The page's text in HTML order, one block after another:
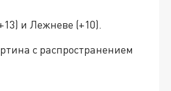
и Лежневе (+10).
с распространением